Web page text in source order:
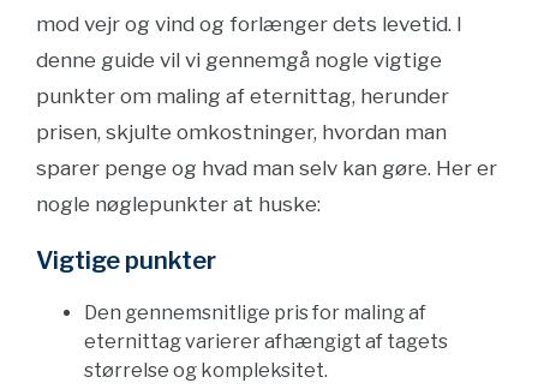
mod vejr og vind og forlænger dets levetid. I
denne guide vil vi gennemgå nogle vigtige
punkter om maling af eternittag, herunder
prisen, skjulte omkostninger, hvordan man
sparer penge og hvad man selv kan gøre. Her er
nogle nøglepunkter at huske:
Vigtige punkter
Den gennemsnitlige pris for maling af
eternittag varierer afhængigt af tagets
størrelse og kompleksitet.